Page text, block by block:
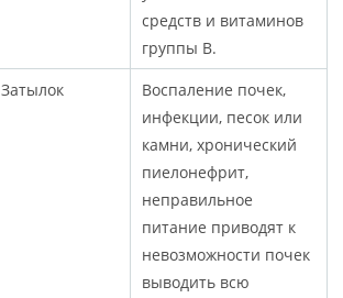
средств и витаминов
группы В.
Затылок
Воспаление почек,
инфекции, песок или
камни, хронический
пиелонефрит,
неправильное
питание приводят к
невозможности почек
выводить всю